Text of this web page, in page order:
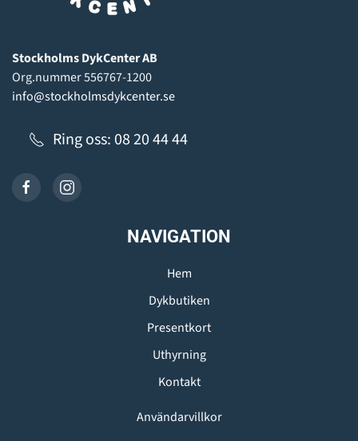
Stockholms DykCenter AB
Org.nummer 556767-1200
info@stockholmsdykcenter.se
Ring oss: 08 20 44 44
NAVIGATION
Hem
Dykbutiken
Presentkort
Uthyrning
Kontakt
Användarvillkor